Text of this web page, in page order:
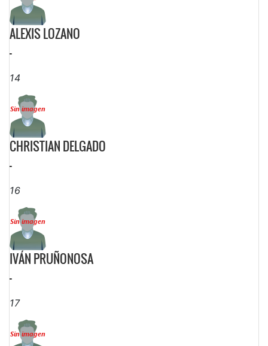
ALEXIS LOZANO
-
14
CHRISTIAN DELGADO
-
16
IVÁN PRUÑONOSA
-
17